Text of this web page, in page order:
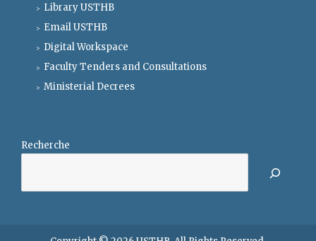
Library USTHB
Email USTHB
Digital Workspace
Faculty Tenders and Consultations
Ministerial Decrees
Recherche